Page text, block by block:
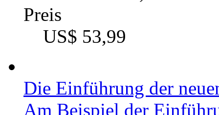
consider cultural